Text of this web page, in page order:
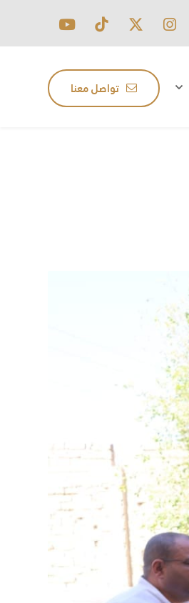
تواصل معنا